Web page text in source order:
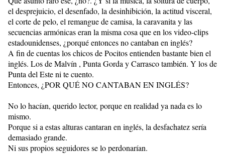
el desprejuicio, el desenfado, la desinhibición, la actitud visceral,
el corte de pelo, el remangue de camisa, la caravanita y las
secuencias armónicas eran la misma cosa que en los video-clips
estadounidenses, ¿porqué entonces no cantaban en inglés?
A fin de cuentas los chicos de Pocitos entienden bastante bien el
inglés. Los de Malvín , Punta Gorda y Carrasco también. Y los de
Punta del Este ni te cuento.
Entonces, ¿POR QUÉ NO CANTABAN EN INGLÉS?
No lo hacían, querido lector, porque en realidad ya nada es lo
mismo.
Porque si a estas alturas cantaran en inglés, la desfachatez sería
demasiado grande.
Ni sus propios seguidores se lo perdonarían.